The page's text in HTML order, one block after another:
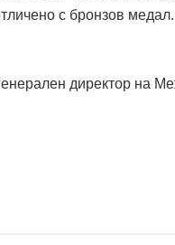
с бронзов медал.
директор на